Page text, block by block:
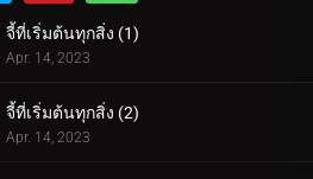
จี้ที่เริ่มต้นทุกสิ่ง (1)
Apr. 14, 2023
จี้ที่เริ่มต้นทุกสิ่ง (2)
Apr. 14, 2023